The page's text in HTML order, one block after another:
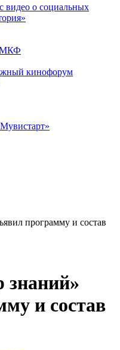
видео о социальных
кинофорум
программу и состав
и состав